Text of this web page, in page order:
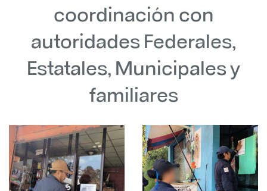
coordinación con
autoridades Federales,
Estatales, Municipales y
familiares